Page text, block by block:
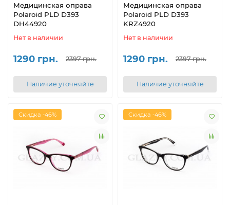
Медицинская оправа
Polaroid PLD D393
DH44920
Нет в наличии
1290 грн. 2397 грн.
Наличие уточняйте
Медицинская оправа
Polaroid PLD D393
KRZ4920
Нет в наличии
1290 грн. 2397 грн.
Наличие уточняйте
Скидка -46% Скидка -46%